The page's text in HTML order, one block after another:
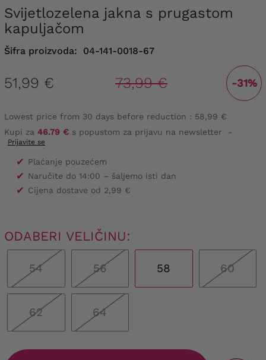
Svijetlozelena jakna s prugastom
kapuljačom
Šifra proizvoda: 04-141-0018-67
51,99 € 73,99 € -31%
Lowest price from 30 days before reduction : 58,99 €
Kupi za 46.79 € s popustom za prijavu na newsletter -
Prijavite se
✔ Plaćanje pouzećem
✔ Naručite do 14:00 – šaljemo isti dan
✔ Cijena dostave od 2,99 €
ODABERI VELIČINU:
54 56 58 60
62 64